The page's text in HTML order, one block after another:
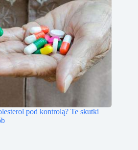
pod kontrolą? Te skutki